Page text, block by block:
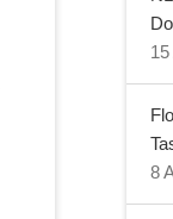
15
8